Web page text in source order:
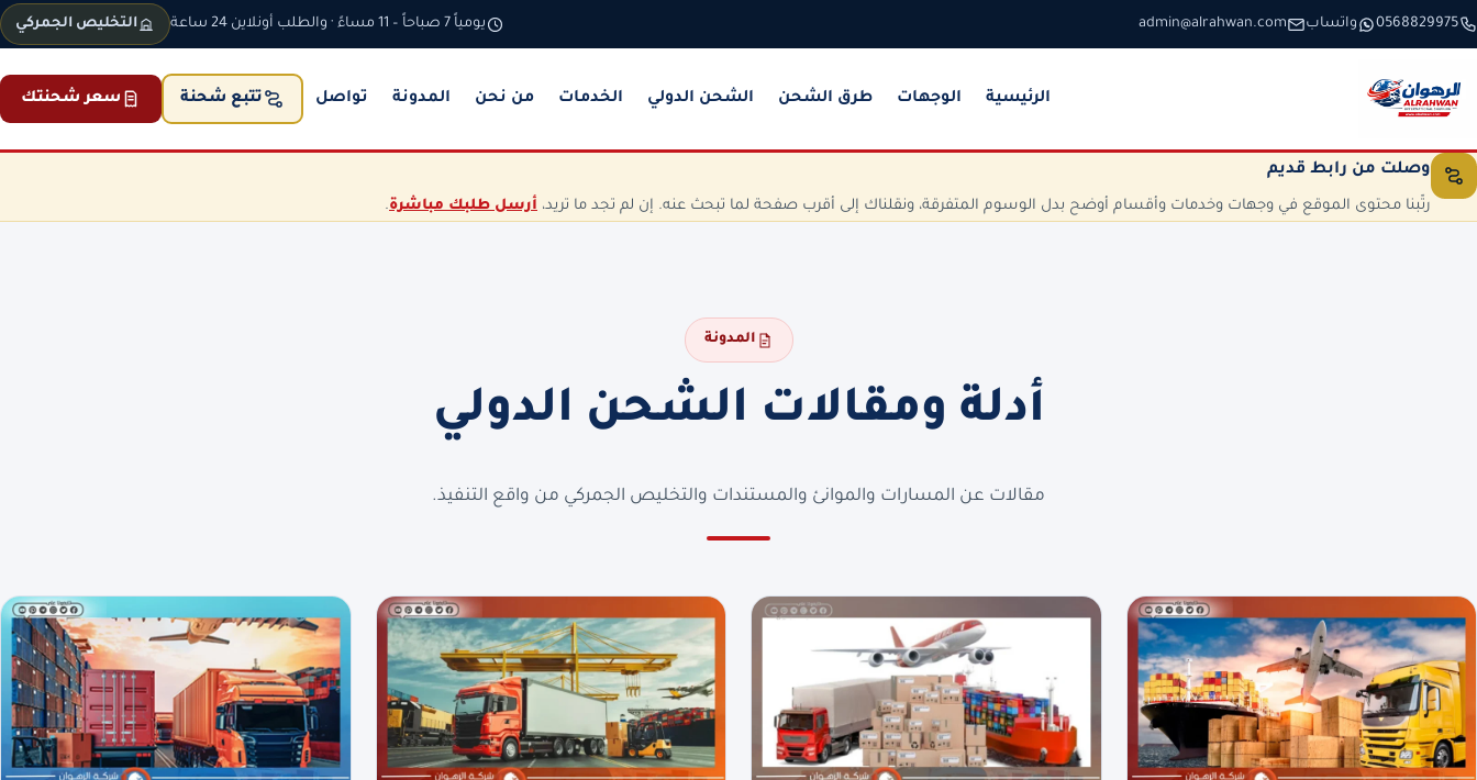
تخطَّ إلى المحتوى
0568829975 واتساب admin@alrahwan.com يومياً 7 صباحاً – 11 مساءً · والطلب أونلاين 24 ساعة التخليص الجمركي
الرئيسية الوجهات طرق الشحن الشحن الدولي الخدمات من نحن المدونة تواصل تتبع شحنة سعر شحنتك
وصلت من رابط قديم
رتّبنا محتوى الموقع في وجهات وخدمات وأقسام أوضح بدل الوسوم المتفرقة، ونقلناك إلى أقرب صفحة لما تبحث عنه. إن لم تجد ما تريد، أرسل طلبك مباشرة.
المدونة
أدلة ومقالات الشحن الدولي
مقالات عن المسارات والموانئ والمستندات والتخليص الجمركي من واقع التنفيذ.